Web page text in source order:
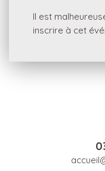
Il est
inscrire à cet